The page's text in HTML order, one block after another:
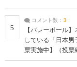
5
コメント数： 3
【バレーボール
している「日本
票実施中】（投票